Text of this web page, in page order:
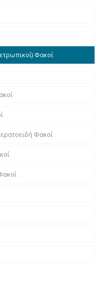
Φακοί
Φακοί